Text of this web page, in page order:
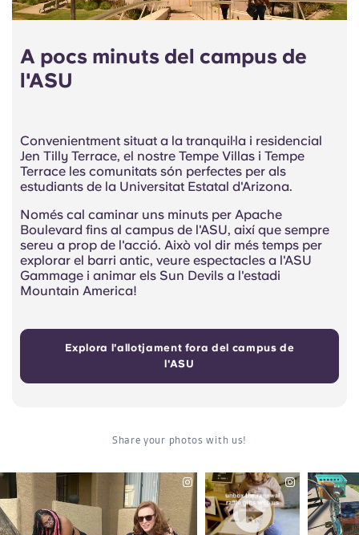
A pocs minuts del campus de
l'ASU
Convenientment situat a la tranquil·la i residencial
Jen Tilly Terrace, el nostre Tempe Villas i Tempe
Terrace les comunitats són perfectes per als
estudiants de la Universitat Estatal d'Arizona.
Només cal caminar uns minuts per Apache
Boulevard fins al campus de l'ASU, així que sempre
sereu a prop de l'acció. Això vol dir més temps per
explorar el barri antic, veure espectacles a l'ASU
Gammage i animar els Sun Devils a l'estadi
Mountain America!
Explora l'allotjament fora del campus de
l'ASU